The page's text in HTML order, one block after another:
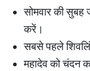
सोमवार की
करें।
सबसे पहले
महादेव को चंदन